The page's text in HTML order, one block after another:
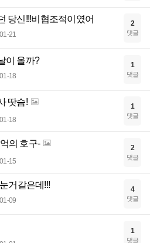
당신!!!비협조적이였어
01-21
2
댓글
이 올까?
01-18
1
댓글
땃슴!
01-18
1
댓글
의 호구-
01-15
2
댓글
거같은데!!!
01-09
4
댓글
1
댓글